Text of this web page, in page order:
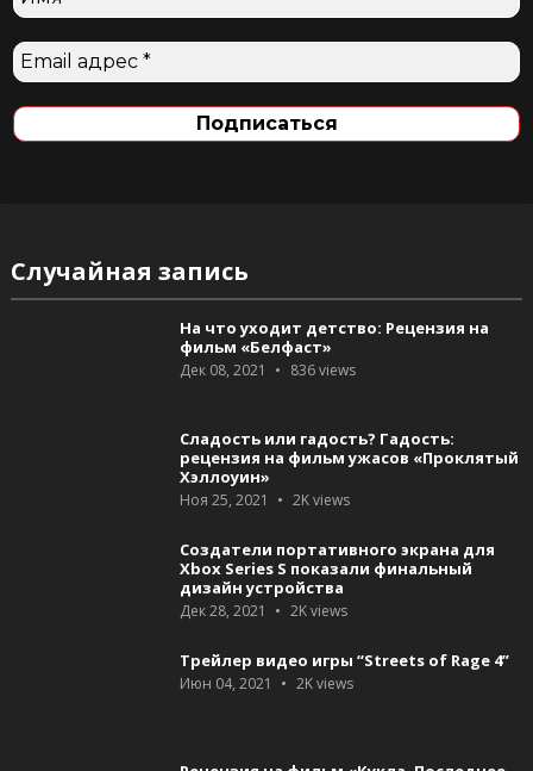
Случайная запись
На что уходит детство: Рецензия на
фильм «Белфаст»
Дек 08, 2021 836views
Сладость или гадость? Гадость:
рецензия на фильм ужасов «Проклятый
Хэллоуин»
Ноя 25, 2021 2Kviews
Создатели портативного экрана для
Xbox Series S показали финальный
дизайн устройства
Дек 28, 2021 2Kviews
Трейлер видео игры “Streets of Rage 4”
Июн 04, 2021 2Kviews